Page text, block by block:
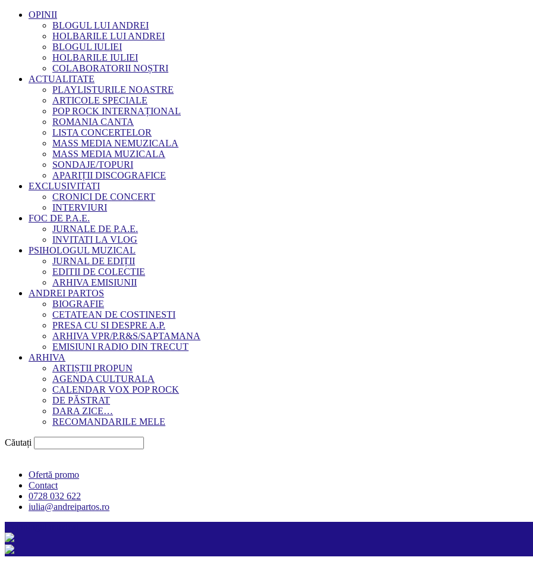
OPINII
BLOGUL LUI ANDREI
HOLBARILE LUI ANDREI
BLOGUL IULIEI
HOLBARILE IULIEI
COLABORATORII NOȘTRI
ACTUALITATE
PLAYLISTURILE NOASTRE
ARTICOLE SPECIALE
POP ROCK INTERNAȚIONAL
ROMANIA CANTA
LISTA CONCERTELOR
MASS MEDIA NEMUZICALA
MASS MEDIA MUZICALA
SONDAJE/TOPURI
APARIȚII DISCOGRAFICE
EXCLUSIVITATI
CRONICI DE CONCERT
INTERVIURI
FOC DE P.A.E.
JURNALE DE P.A.E.
INVITATI LA VLOG
PSIHOLOGUL MUZICAL
JURNAL DE EDIȚII
EDITII DE COLECTIE
ARHIVA EMISIUNII
ANDREI PARTOS
BIOGRAFIE
CETATEAN DE COSTINESTI
PRESA CU SI DESPRE A.P.
ARHIVA VPR/P.R&S/SAPTAMANA
EMISIUNI RADIO DIN TRECUT
ARHIVA
ARTIȘTII PROPUN
AGENDA CULTURALA
CALENDAR VOX POP ROCK
DE PĂSTRAT
DARA ZICE…
RECOMANDARILE MELE
Căutați
Ofertă promo
Contact
0728 032 622
iulia@andreipartos.ro